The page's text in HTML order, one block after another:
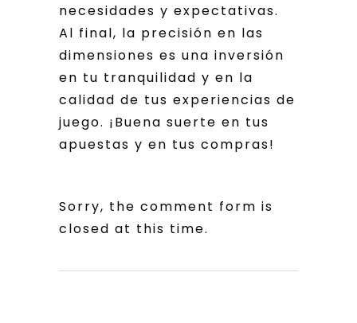
necesidades y expectativas.
Al final, la precisión en las
dimensiones es una inversión
en tu tranquilidad y en la
calidad de tus experiencias de
juego. ¡Buena suerte en tus
apuestas y en tus compras!
Sorry, the comment form is
closed at this time.